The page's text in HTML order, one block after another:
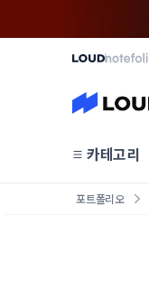
카테고리
포트폴리오